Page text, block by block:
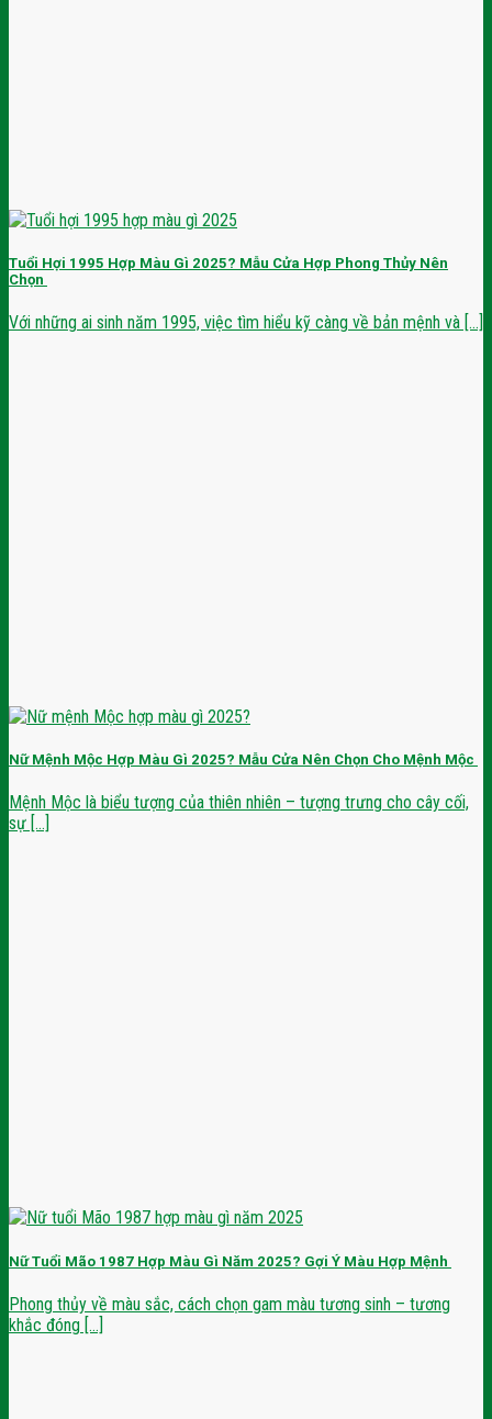
Tuổi Hợi 1995 Hợp Màu Gì 2025? Mẫu Cửa Hợp Phong Thủy Nên
Chọn
Với những ai sinh năm 1995, việc tìm hiểu kỹ càng về bản mệnh và [...]
Nữ Mệnh Mộc Hợp Màu Gì 2025? Mẫu Cửa Nên Chọn Cho Mệnh Mộc
Mệnh Mộc là biểu tượng của thiên nhiên – tượng trưng cho cây cối,
sự [...]
Nữ Tuổi Mão 1987 Hợp Màu Gì Năm 2025? Gợi Ý Màu Hợp Mệnh
Phong thủy về màu sắc, cách chọn gam màu tương sinh – tương
khắc đóng [...]